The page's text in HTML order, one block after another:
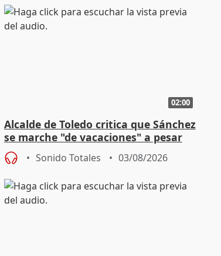
02:00
Alcalde de Toledo critica que Sánchez
se marche "de vacaciones" a pesar
de la crisis migratoria
Sonido Totales 03/08/2026